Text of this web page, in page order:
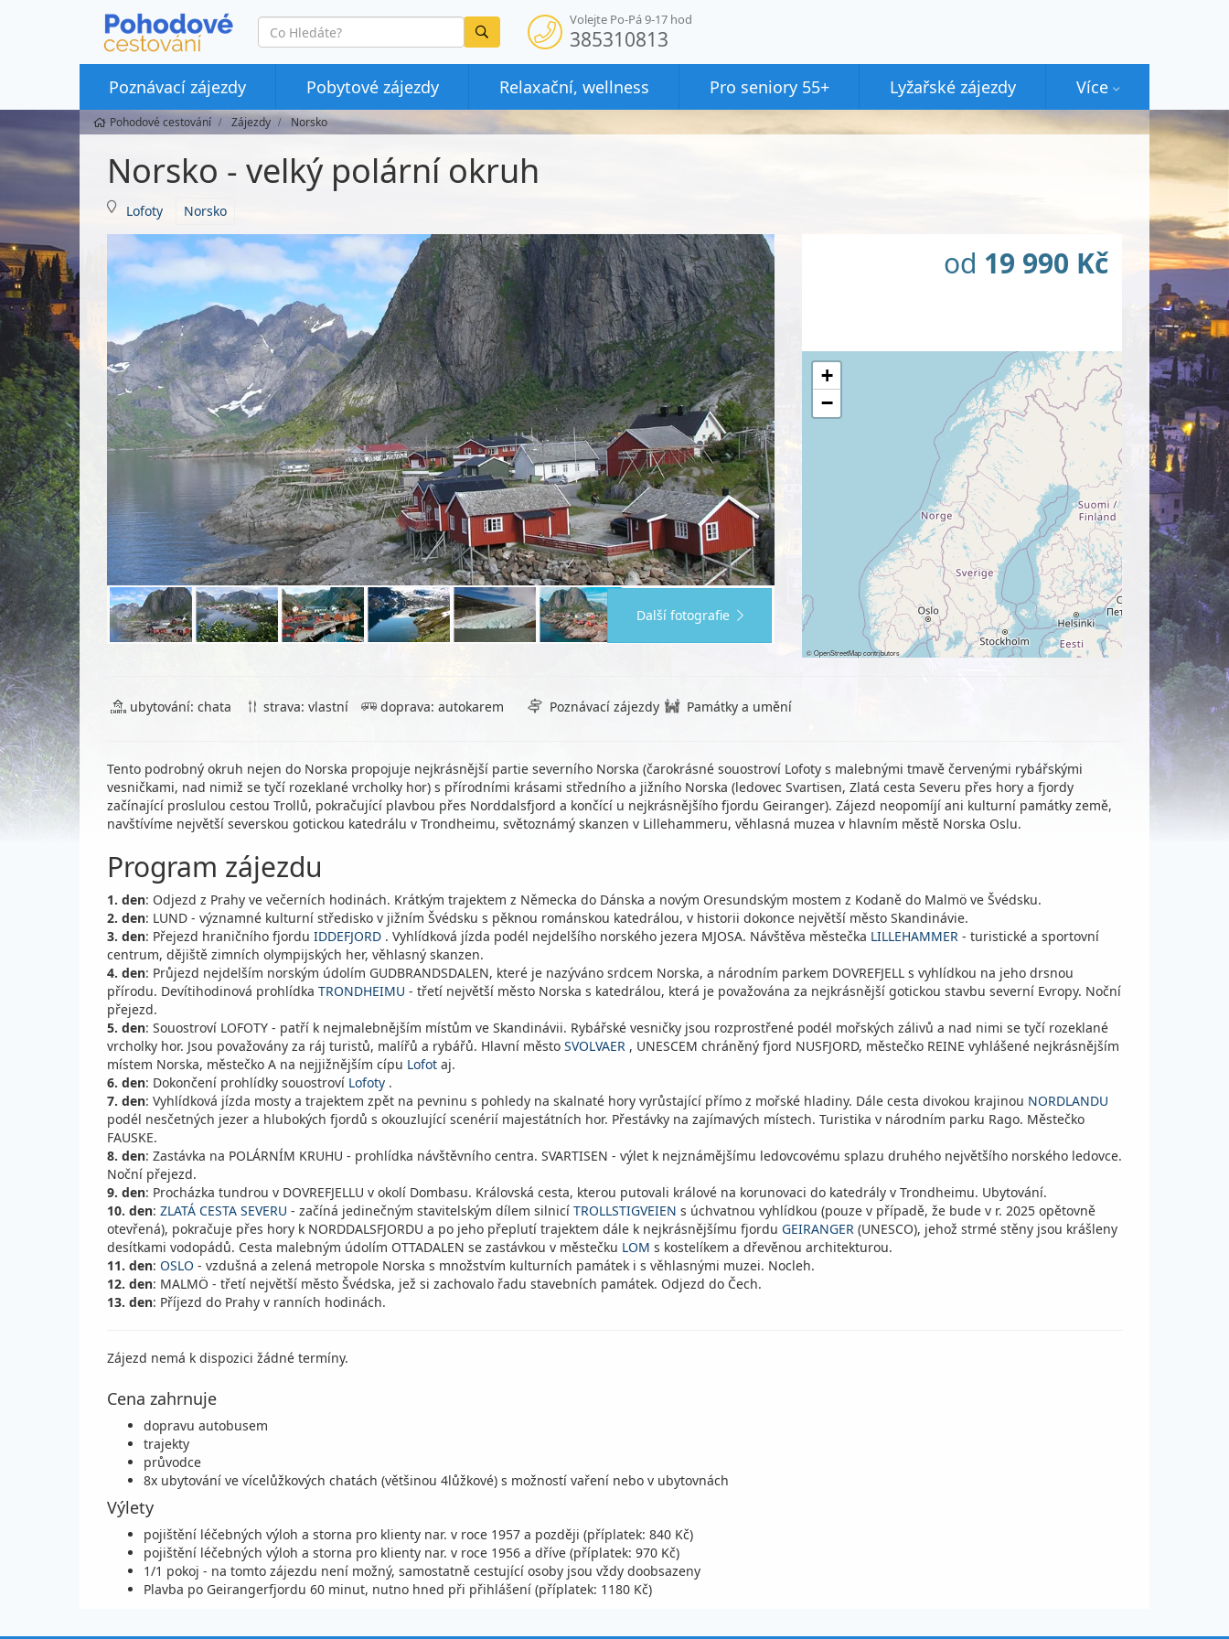
co
hledáte
Vyhledat
Volejte Po-Pá 9-17 hod
385310813
Poznávací zájezdy Pobytové zájezdy Relaxační, wellness Pro seniory 55+ Lyžařské zájezdy Více
Pohodové cestování Zájezdy Norsko
Norsko - velký polární okruh
Lofoty Norsko
Další fotografie
od 19 990 Kč
+
−
©OpenStreetMapcontributors
ubytování: chata strava: vlastní doprava: autokarem Poznávací zájezdy Památky a umění
Tento podrobný okruh nejen do Norska propojuje nejkrásnější partie severního Norska (čarokrásné souostroví Lofoty s malebnými tmavě červenými rybářskými
vesničkami, nad nimiž se tyčí rozeklané vrcholky hor) s přírodními krásami středního a jižního Norska (ledovec Svartisen, Zlatá cesta Severu přes hory a fjordy
začínající proslulou cestou Trollů, pokračující plavbou přes Norddalsfjord a končící u nejkrásnějšího fjordu Geiranger). Zájezd neopomíjí ani kulturní památky země,
navštívíme největší severskou gotickou katedrálu v Trondheimu, světoznámý skanzen v Lillehammeru, věhlasná muzea v hlavním městě Norska Oslu.
Program zájezdu
1. den: Odjezd z Prahy ve večerních hodinách. Krátkým trajektem z Německa do Dánska a novým Oresundským mostem z Kodaně do Malmö ve Švédsku.
2. den: LUND - významné kulturní středisko v jižním Švédsku s pěknou románskou katedrálou, v historii dokonce největší město Skandinávie.
3. den: Přejezd hraničního fjordu IDDEFJORD . Vyhlídková jízda podél nejdelšího norského jezera MJOSA. Návštěva městečka LILLEHAMMER - turistické a sportovní
centrum, dějiště zimních olympijských her, věhlasný skanzen.
4. den: Průjezd nejdelším norským údolím GUDBRANDSDALEN, které je nazýváno srdcem Norska, a národním parkem DOVREFJELL s vyhlídkou na jeho drsnou
přírodu. Devítihodinová prohlídka TRONDHEIMU - třetí největší město Norska s katedrálou, která je považována za nejkrásnější gotickou stavbu severní Evropy. Noční
přejezd.
5. den: Souostroví LOFOTY - patří k nejmalebnějším místům ve Skandinávii. Rybářské vesničky jsou rozprostřené podél mořských zálivů a nad nimi se tyčí rozeklané
vrcholky hor. Jsou považovány za ráj turistů, malířů a rybářů. Hlavní město SVOLVAER , UNESCEM chráněný fjord NUSFJORD, městečko REINE vyhlášené nejkrásnějším
místem Norska, městečko A na nejjižnějším cípu Lofot aj.
6. den: Dokončení prohlídky souostroví Lofoty .
7. den: Vyhlídková jízda mosty a trajektem zpět na pevninu s pohledy na skalnaté hory vyrůstající přímo z mořské hladiny. Dále cesta divokou krajinou NORDLANDU
podél nesčetných jezer a hlubokých fjordů s okouzlující scenérií majestátních hor. Přestávky na zajímavých místech. Turistika v národním parku Rago. Městečko
FAUSKE.
8. den: Zastávka na POLÁRNÍM KRUHU - prohlídka návštěvního centra. SVARTISEN - výlet k nejznámějšímu ledovcovému splazu druhého největšího norského ledovce.
Noční přejezd.
9. den: Procházka tundrou v DOVREFJELLU v okolí Dombasu. Královská cesta, kterou putovali králové na korunovaci do katedrály v Trondheimu. Ubytování.
10. den: ZLATÁ CESTA SEVERU - začíná jedinečným stavitelským dílem silnicí TROLLSTIGVEIEN s úchvatnou vyhlídkou (pouze v případě, že bude v r. 2025 opětovně
otevřená), pokračuje přes hory k NORDDALSFJORDU a po jeho přeplutí trajektem dále k nejkrásnějšímu fjordu GEIRANGER (UNESCO), jehož strmé stěny jsou krášleny
desítkami vodopádů. Cesta malebným údolím OTTADALEN se zastávkou v městečku LOM s kostelíkem a dřevěnou architekturou.
11. den: OSLO - vzdušná a zelená metropole Norska s množstvím kulturních památek i s věhlasnými muzei. Nocleh.
12. den: MALMÖ - třetí největší město Švédska, jež si zachovalo řadu stavebních památek. Odjezd do Čech.
13. den: Příjezd do Prahy v ranních hodinách.
Zájezd nemá k dispozici žádné termíny.
Cena zahrnuje
dopravu autobusem
trajekty
průvodce
8x ubytování ve vícelůžkových chatách (většinou 4lůžkové) s možností vaření nebo v ubytovnách
Výlety
pojištění léčebných výloh a storna pro klienty nar. v roce 1957 a později (příplatek: 840 Kč)
pojištění léčebných výloh a storna pro klienty nar. v roce 1956 a dříve (příplatek: 970 Kč)
1/1 pokoj - na tomto zájezdu není možný, samostatně cestující osoby jsou vždy doobsazeny
Plavba po Geirangerfjordu 60 minut, nutno hned při přihlášení (příplatek: 1180 Kč)